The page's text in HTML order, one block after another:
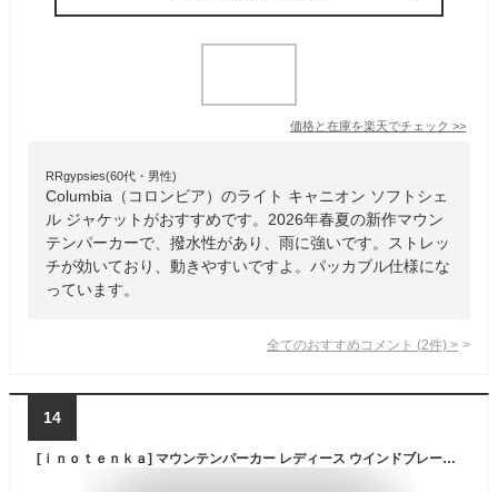
価格と在庫を楽天でチェック >>
RRgypsies(60代・男性)
Columbia（コロンビア）のライト キャニオン ソフトシェ
ル ジャケットがおすすめです。2026年春夏の新作マウン
テンパーカーで、撥水性があり、雨に強いです。ストレッ
チが効いており、動きやすいですよ。パッカブル仕様にな
っています。
全てのおすすめコメント (2件) >
14
[ｉｎｏｔｅｎｋａ] マウンテンパーカー レディース ウインドブレーカー ジャケット 防風 撥水 大きいサイズ アウトドア 通気 春秋冬 登山 キャンプ 男女兼用(M カーキ)